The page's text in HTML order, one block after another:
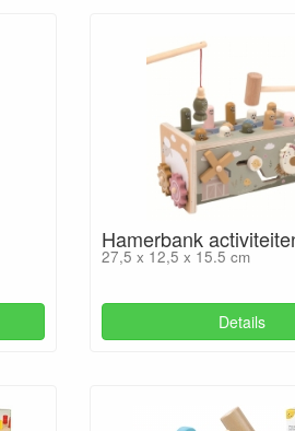
Hamerbank
27,5 x 12,5 x 15.5 cm
Details